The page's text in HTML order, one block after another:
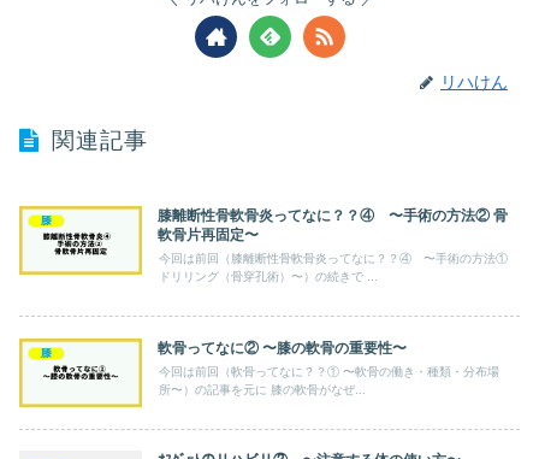
リハけん
関連記事
膝
膝離断性骨軟骨炎ってなに？？④ 〜手術の方法② 骨
軟骨片再固定〜
今回は前回（膝離断性骨軟骨炎ってなに？？④ 〜手術の方法①
ドリリング（骨穿孔術）〜）の続きで ...
膝 軟骨ってなに② 〜膝の軟骨の重要性〜
今回は前回（軟骨ってなに？？① 〜軟骨の働き・種類・分布場
所〜）の記事を元に 膝の軟骨がなぜ...